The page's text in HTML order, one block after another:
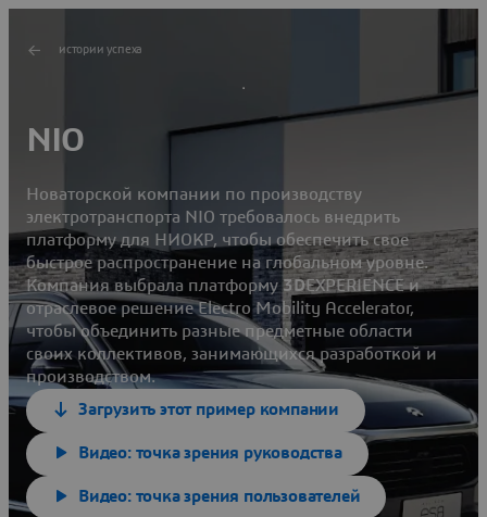
истории успеха
NIO
Новаторской компании по производству
электротранспорта NIO требовалось внедрить
платформу для НИОКР, чтобы обеспечить свое
быстрое распространение на глобальном уровне.
Компания выбрала платформу 3DEXPERIENCE и
отраслевое решение Electro Mobility Accelerator,
чтобы объединить разные предметные области
своих коллективов, занимающихся разработкой и
производством.
Загрузить этот пример компании
Видео: точка зрения руководства
Видео: точка зрения пользователей